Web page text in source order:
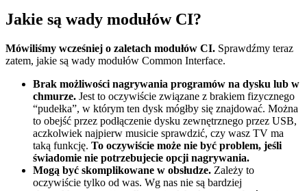
Jakie są wady modułów CI?
Mówiliśmy wcześniej o zaletach modułów CI. Sprawdźmy teraz
zatem, jakie są wady modułów Common Interface.
Brak możliwości nagrywania programów na dysku lub w
chmurze. Jest to oczywiście związane z brakiem fizycznego
“pudełka”, w którym ten dysk mógłby się znajdować. Można
to obejść przez podłączenie dysku zewnętrznego przez USB,
aczkolwiek najpierw musicie sprawdzić, czy wasz TV ma
taką funkcję. To oczywiście może nie być problem, jeśli
świadomie nie potrzebujecie opcji nagrywania.
Mogą być skomplikowane w obsłudze. Zależy to
oczywiście tylko od was. Wg nas nie są bardziej